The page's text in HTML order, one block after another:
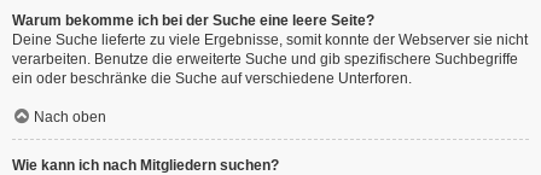
Warum bekomme ich bei der Suche eine leere Seite?
Deine Suche lieferte zu viele Ergebnisse, somit konnte der Webserver sie nicht
verarbeiten. Benutze die erweiterte Suche und gib spezifischere Suchbegriffe
ein oder beschränke die Suche auf verschiedene Unterforen.
Nach oben
Wie kann ich nach Mitgliedern suchen?